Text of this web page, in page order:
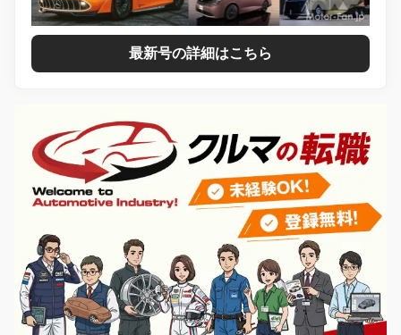
最新号の詳細はこちら